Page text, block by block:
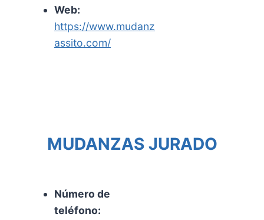
Web:
https://www.mudanz
assito.com/
MUDANZAS JURADO
Número de
teléfono: